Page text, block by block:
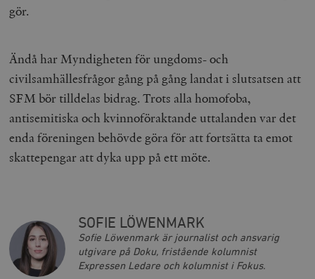
gör.
Ändå har Myndigheten för ungdoms- och
civilsamhällesfrågor gång på gång landat i slutsatsen att
SFM bör tilldelas bidrag. Trots alla homofoba,
antisemitiska och kvinnoföraktande uttalanden var det
enda föreningen behövde göra för att fortsätta ta emot
skattepengar att dyka upp på ett möte.
SOFIE LÖWENMARK
Sofie Löwenmark är journalist och ansvarig
utgivare på Doku, fristående kolumnist
Expressen Ledare och kolumnist i Fokus.